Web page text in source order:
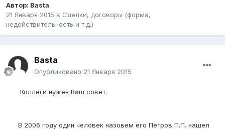
Автор: Basta
21 Января 2015 в Сделки, договоры (форма,
недействительность и т.д.)
Basta
Опубликовано 21 Января 2015
Коллеги нужен Ваш совет.
В 2006 году один человек назовем его Петров П.П. нашел